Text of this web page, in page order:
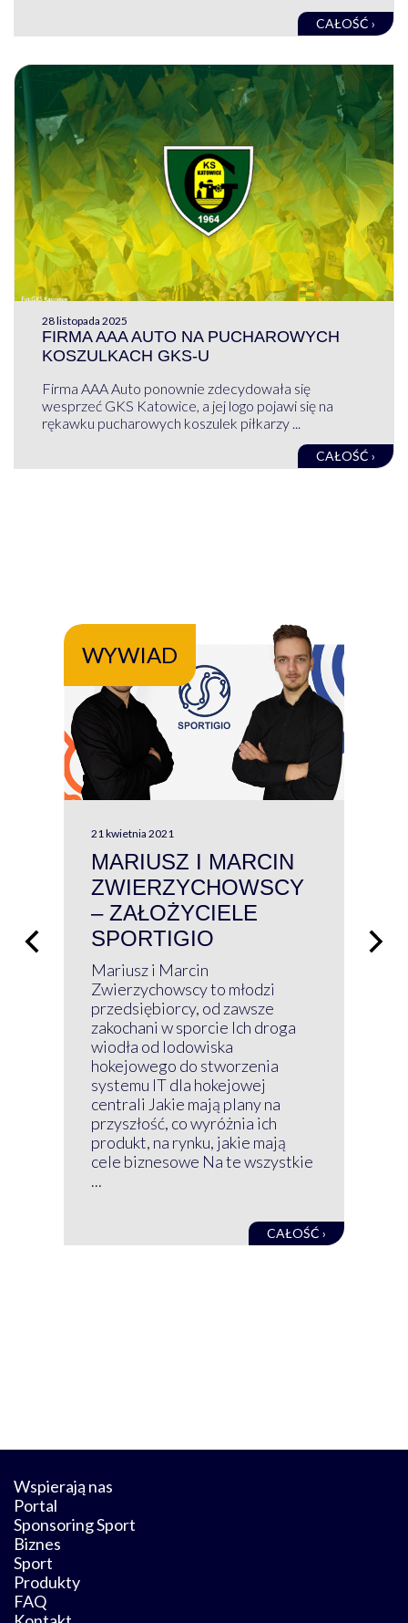
CAŁOŚĆ ›
28 listopada 2025
FIRMA AAA AUTO NA PUCHAROWYCH
KOSZULKACH GKS-U
Firma AAA Auto ponownie zdecydowała się
wesprzeć GKS Katowice, a jej logo pojawi się na
rękawku pucharowych koszulek piłkarzy ...
CAŁOŚĆ ›
WYWIAD
21 kwietnia 2021
MARIUSZ I MARCIN
ZWIERZYCHOWSCY
– ZAŁOŻYCIELE
SPORTIGIO
Mariusz i Marcin
Zwierzychowscy to młodzi
przedsiębiorcy, od zawsze
zakochani w sporcie Ich droga
wiodła od lodowiska
hokejowego do stworzenia
systemu IT dla hokejowej
centrali Jakie mają plany na
przyszłość, co wyróżnia ich
produkt, na rynku, jakie mają
cele biznesowe Na te wszystkie
...
CAŁOŚĆ ›
Wspierają nas
Portal
Sponsoring Sport
Biznes
Sport
Produkty
FAQ